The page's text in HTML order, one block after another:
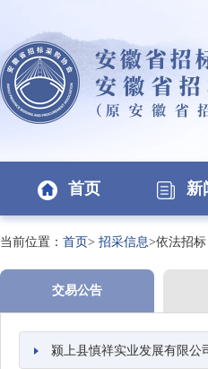
首页 新
当前位置： 首页> 招采信息>依法招标
交易公告
颍上县慎祥实业发展有限公